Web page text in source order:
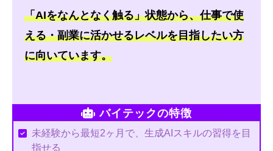
「AIをなんとなく触る」状態から、仕事で使
える・副業に活かせるレベルを目指したい方
に向いています。
バイテックの特徴
未経験から最短2ヶ月で、生成AIスキルの習得を目
指せる